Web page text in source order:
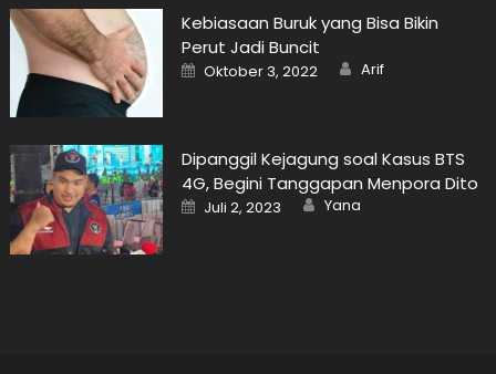
Kebiasaan Buruk yang Bisa Bikin
Perut Jadi Buncit
Posted
on
Oktober 3, 2022 Author
Arif
Dipanggil Kejagung soal Kasus BTS
4G, Begini Tanggapan Menpora Dito
Posted
on
Juli 2, 2023 Author
Yana